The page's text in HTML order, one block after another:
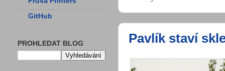
Pavlík staví
GitHub
PROHLEDAT BLOG